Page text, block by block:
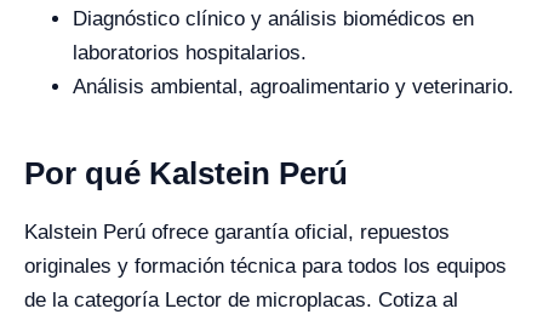
Diagnóstico clínico y análisis biomédicos en
laboratorios hospitalarios.
Análisis ambiental, agroalimentario y veterinario.
Por qué Kalstein Perú
Kalstein Perú ofrece garantía oficial, repuestos
originales y formación técnica para todos los equipos
de la categoría Lector de microplacas. Cotiza al